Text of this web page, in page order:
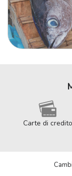
Carte di credito